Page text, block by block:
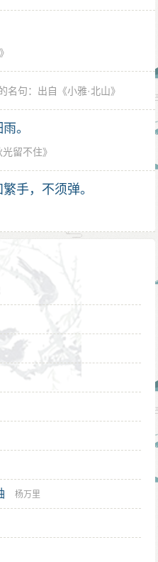
》
名句：出自《小雅·北山》
。
光留不住》
手，不须弹。
杨万里